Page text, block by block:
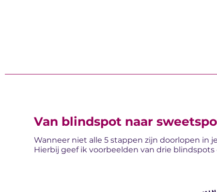
Van blindspot naar
Wanneer niet alle 5 stappen zijn doorlopen in
Hierbij geef ik voorbeelden van drie